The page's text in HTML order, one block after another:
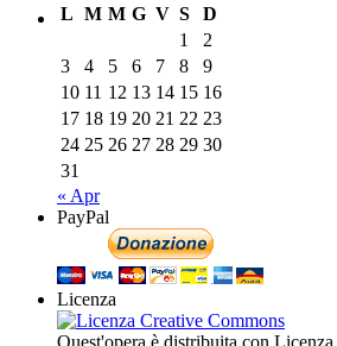
L M M G V S
D
1
2
3
4 5 6 7 8
9
10 11 12 13 14 15 16
17 18 19 20 21 22 23
24 25 26 27 28 29 30
31
« Apr
PayPal
Licenza
Quest'opera è distribuita con Licenza